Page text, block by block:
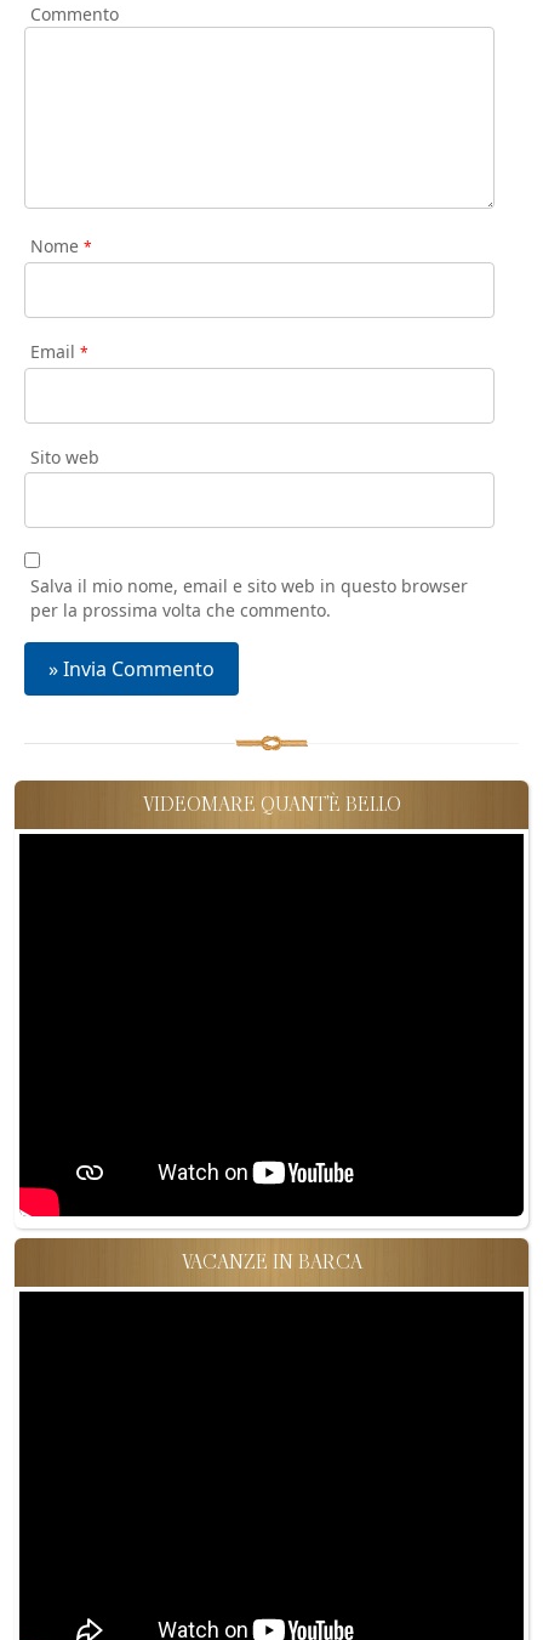
Commento
Nome *
Email *
Sito web
Salva il mio nome, email e sito web in questo browser
per la prossima volta che commento.
VIDEOMARE QUANT'È BELLO
VACANZE IN BARCA